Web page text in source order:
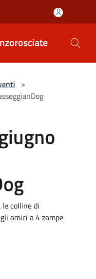
>
colline di
amici a 4 zampe